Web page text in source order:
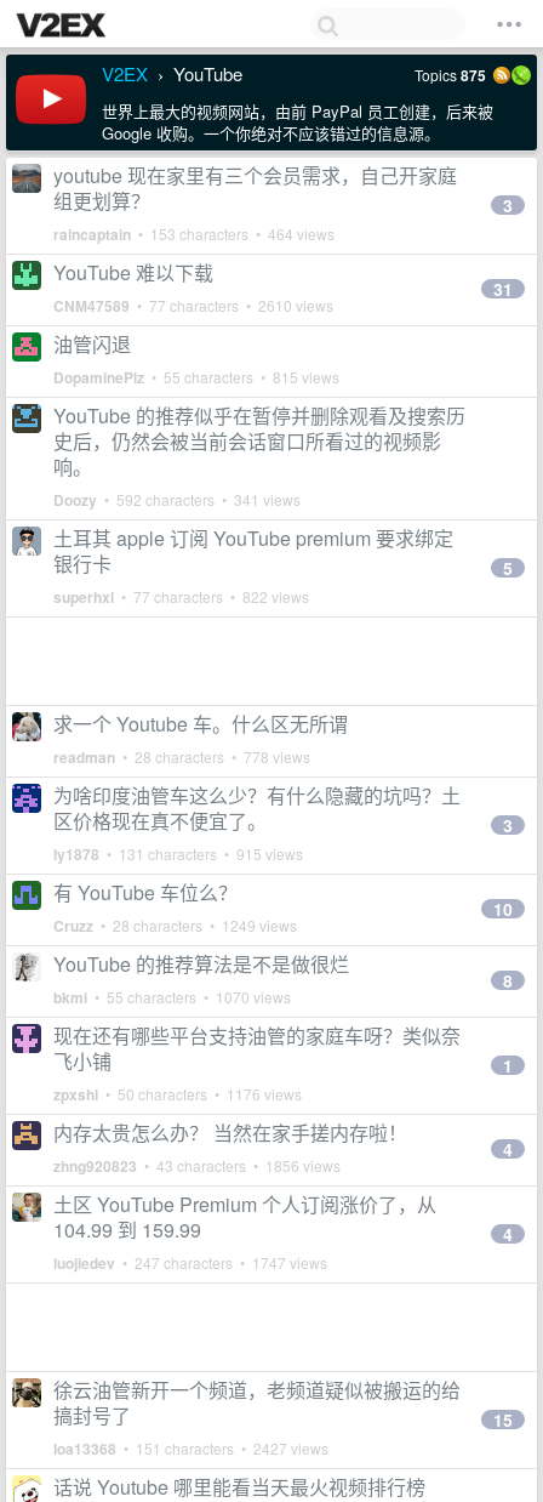
V2EX › YouTube Topics875
世界上最大的视频网站，由前 PayPal 员工创建，后来被
Google 收购。一个你绝对不应该错过的信息源。
youtube 现在家里有三个会员需求，自己开家庭
组更划算？
raincaptain • 153 characters • 464 views
3
YouTube 难以下载
CNM47589 • 77 characters • 2610 views
31
油管闪退
DopaminePlz • 55 characters • 815 views
YouTube 的推荐似乎在暂停并删除观看及搜索历
史后，仍然会被当前会话窗口所看过的视频影
响。
Doozy • 592 characters • 341 views
土耳其 apple 订阅 YouTube premium 要求绑定
银行卡
superhxl • 77 characters • 822 views
5
求一个 Youtube 车。什么区无所谓
readman • 28 characters • 778 views
为啥印度油管车这么少？有什么隐藏的坑吗？土
区价格现在真不便宜了。
ly1878 • 131 characters • 915 views
3
有 YouTube 车位么？
Cruzz • 28 characters • 1249 views
10
YouTube 的推荐算法是不是做很烂
bkmi • 55 characters • 1070 views
8
现在还有哪些平台支持油管的家庭车呀？类似奈
飞小铺
zpxshl • 50 characters • 1176 views
1
内存太贵怎么办？ 当然在家手搓内存啦！
zhng920823 • 43 characters • 1856 views
4
土区 YouTube Premium 个人订阅涨价了，从
104.99 到 159.99
luojiedev • 247 characters • 1747 views
4
徐云油管新开一个频道，老频道疑似被搬运的给
搞封号了
loa13368 • 151 characters • 2427 views
15
话说 Youtube 哪里能看当天最火视频排行榜